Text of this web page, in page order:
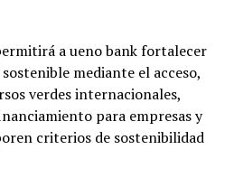
a ueno bank fortalecer
mediante el acceso,
verdes internacionales,
para empresas y
criterios de sostenibilidad